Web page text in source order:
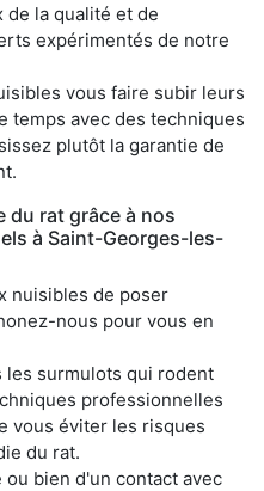
de la qualité et de
expérimentés de notre
vous faire subir leurs
temps avec des techniques
plutôt la garantie de
du rat grâce à nos
à Saint-Georges-les-
nuisibles de poser
nous pour vous en
les surmulots qui rodent
professionnelles
vous éviter les risques
du rat.
bien d'un contact avec